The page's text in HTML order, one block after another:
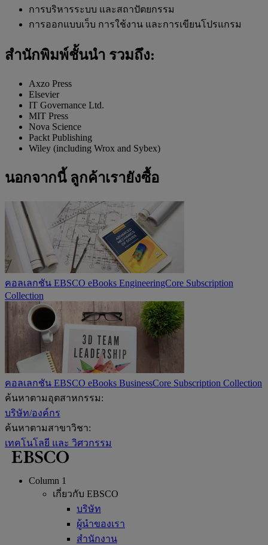
การบริหารระบบ และสถาปัตยกรรม
การออกแบบเว็บ การใช้งาน และการเขียนโปรแกรม
สำนักพิมพ์ชั้นนำ รวมถึง:
Axzo Press
Elsevier
IT Governance Ltd.
MIT Press
Nova Science
Packt Publishing
Wiley (including Wrox and Sybex)
นอกจากนี้ ลูกค้าเรายังซื้อ
คอลเลกชัน EBSCO eBooks EngineeringCore Subscription
Collection
คอลเลกชัน EBSCO eBooks BusinessCore Subscription Collection
ค้นหาตามอุตสาหกรรม:
บริษัท/องค์กร
ค้นหาตามสาขาวิชา:
เทคโนโลยี และ วิศวกรรม
Column 1
เกี่ยวกับ EBSCO
บริษัท
ผู้นำของเรา
สำนักงาน